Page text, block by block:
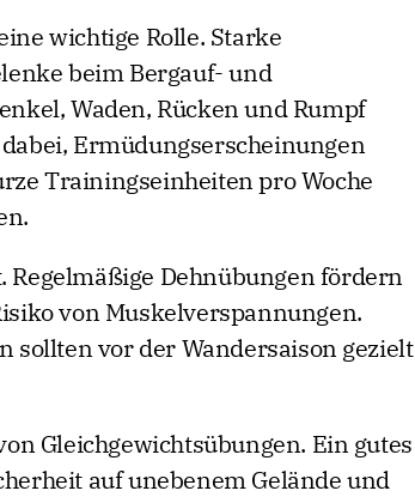
wichtige Rolle. Starke
beim Bergauf- und
Waden, Rücken und Rumpf
Ermüdungserscheinungen
Trainingseinheiten pro Woche
Dehnübungen fördern
von Muskelverspannungen.
sollten vor der Wandersaison gezielt
Gleichgewichtsübungen. Ein gutes
auf unebenem Gelände und